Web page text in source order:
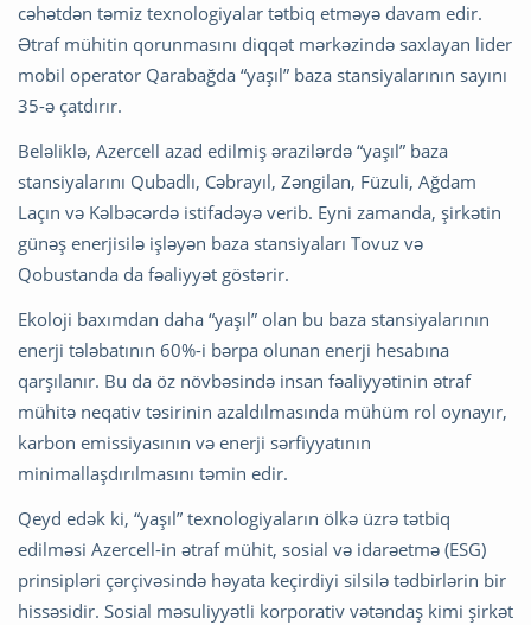
cəhətdən təmiz texnologiyalar tətbiq etməyə davam edir.
Ətraf mühitin qorunmasını diqqət mərkəzində saxlayan lider
mobil operator Qarabağda “yaşıl” baza stansiyalarının sayını
35-ə çatdırır.
Beləliklə, Azercell azad edilmiş ərazilərdə “yaşıl” baza
stansiyalarını Qubadlı, Cəbrayıl, Zəngilan, Füzuli, Ağdam
Laçın və Kəlbəcərdə istifadəyə verib. Eyni zamanda, şirkətin
günəş enerjisilə işləyən baza stansiyaları Tovuz və
Qobustanda da fəaliyyət göstərir.
Ekoloji baxımdan daha “yaşıl” olan bu baza stansiyalarının
enerji tələbatının 60%-i bərpa olunan enerji hesabına
qarşılanır. Bu da öz növbəsində insan fəaliyyətinin ətraf
mühitə neqativ təsirinin azaldılmasında mühüm rol oynayır,
karbon emissiyasının və enerji sərfiyyatının
minimallaşdırılmasını təmin edir.
Qeyd edək ki, “yaşıl” texnologiyaların ölkə üzrə tətbiq
edilməsi Azercell-in ətraf mühit, sosial və idarəetmə (ESG)
prinsipləri çərçivəsində həyata keçirdiyi silsilə tədbirlərin bir
hissəsidir. Sosial məsuliyyətli korporativ vətəndaş kimi şirkət